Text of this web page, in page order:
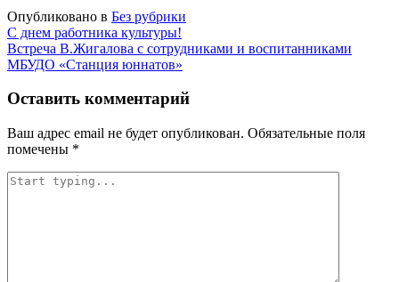
Опубликовано в Без рубрики
Навигация
по
С днем работника культуры!
Встреча В.Жигалова с сотрудниками и воспитанниками
МБУДО «Станция юннатов»
Оставить комментарий
Ваш адрес email не будет опубликован. Обязательные поля
помечены *